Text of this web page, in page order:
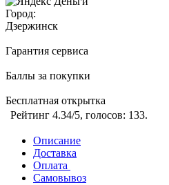
Город:
Дзержинск
Гарантия сервиса
Баллы за покупки
Бесплатная открытка
Рейтинг 4.34/5, голосов: 133.
Описание
Доставка
Оплата
Самовывоз